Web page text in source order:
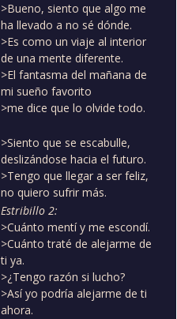
>Bueno, siento que algo me
ha llevado a no sé dónde.
>Es como un viaje al interior
de una mente diferente.
>El fantasma del mañana de
mi sueño favorito
>me dice que lo olvide todo.
>Siento que se escabulle,
deslizándose hacia el futuro.
>Tengo que llegar a ser feliz,
no quiero sufrir más.
Estribillo 2:
>Cuánto mentí y me escondí.
>Cuánto traté de alejarme de
ti ya.
>¿Tengo razón si lucho?
>Así yo podría alejarme de ti
ahora.